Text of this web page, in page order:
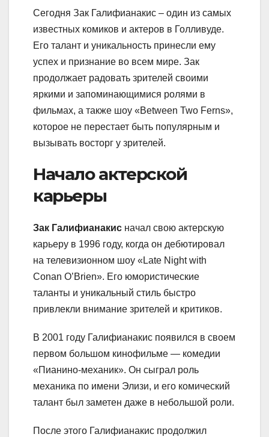
Сегодня Зак Галифианакис – один из самых
известных комиков и актеров в Голливуде.
Его талант и уникальность принесли ему
успех и признание во всем мире. Зак
продолжает радовать зрителей своими
яркими и запоминающимися ролями в
фильмах, а также шоу «Between Two Ferns»,
которое не перестает быть популярным и
вызывать восторг у зрителей.
Начало актерской
карьеры
Зак Галифианакис начал свою актерскую
карьеру в 1996 году, когда он дебютировал
на телевизионном шоу «Late Night with
Conan O’Brien». Его юмористические
таланты и уникальный стиль быстро
привлекли внимание зрителей и критиков.
В 2001 году Галифианакис появился в своем
первом большом кинофильме — комедии
«Пианино-механик». Он сыграл роль
механика по имени Элизи, и его комический
талант был заметен даже в небольшой роли.
После этого Галифианакис продолжил